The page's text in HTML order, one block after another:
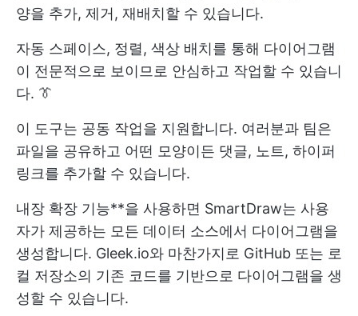
양을 추가, 제거, 재배치할 수 있습니다.
자동 스페이스, 정렬, 색상 배치를 통해 다이어그램
이 전문적으로 보이므로 안심하고 작업할 수 있습니
다. 👔
이 도구는 공동 작업을 지원합니다. 여러분과 팀은
파일을 공유하고 어떤 모양이든 댓글, 노트, 하이퍼
링크를 추가할 수 있습니다.
내장 확장 기능**을 사용하면 SmartDraw는 사용
자가 제공하는 모든 데이터 소스에서 다이어그램을
생성합니다. Gleek.io와 마찬가지로 GitHub 또는 로
컬 저장소의 기존 코드를 기반으로 다이어그램을 생
성할 수 있습니다.